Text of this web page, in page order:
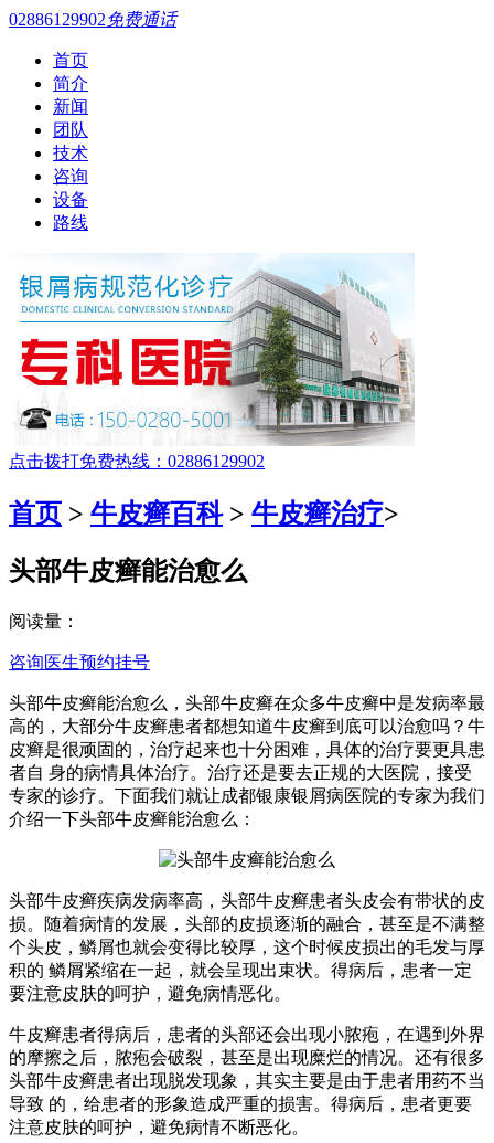
02886129902免费通话
首页
简介
新闻
团队
技术
咨询
设备
路线
点击拨打免费热线：02886129902
首页 > 牛皮癣百科> 牛皮癣治疗>
头部牛皮癣能治愈么
阅读量：
咨询医生预约挂号
头部牛皮癣能治愈么，头部牛皮癣在众多牛皮癣中是发病率最
高的，大部分牛皮癣患者都想知道牛皮癣到底可以治愈吗？牛
皮癣是很顽固的，治疗起来也十分困难，具体的治疗要更具患
者自 身的病情具体治疗。治疗还是要去正规的大医院，接受
专家的诊疗。下面我们就让成都银康银屑病医院的专家为我们
介绍一下头部牛皮癣能治愈么：
头部牛皮癣疾病发病率高，头部牛皮癣患者头皮会有带状的皮
损。随着病情的发展，头部的皮损逐渐的融合，甚至是不满整
个头皮，鳞屑也就会变得比较厚，这个时候皮损出的毛发与厚
积的 鳞屑紧缩在一起，就会呈现出束状。得病后，患者一定
要注意皮肤的呵护，避免病情恶化。
牛皮癣患者得病后，患者的头部还会出现小脓疱，在遇到外界
的摩擦之后，脓疱会破裂，甚至是出现糜烂的情况。还有很多
头部牛皮癣患者出现脱发现象，其实主要是由于患者用药不当
导致 的，给患者的形象造成严重的损害。得病后，患者更要
注意皮肤的呵护，避免病情不断恶化。